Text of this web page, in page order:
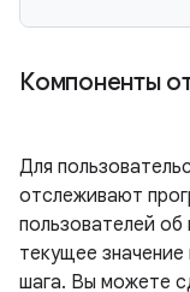
Компоненты
Для
отслеживают
пользователей об
текущее
шага. Вы можете